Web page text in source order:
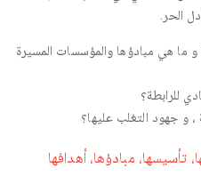
الحر.
ما ھي مبادؤھا والمؤسسات المسيرة
للرابطة؟
، و جھود التغلب عليھا؟
مبادؤھا، أھدافھا